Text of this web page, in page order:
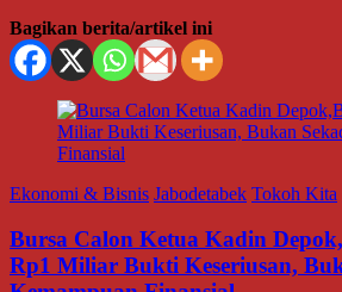
Bagikan berita/artikel ini
Ekonomi & Bisnis Jabodetabek Tokoh Kita
Bursa Calon Ketua Kadin
Rp1 Miliar Bukti Keseriusan,